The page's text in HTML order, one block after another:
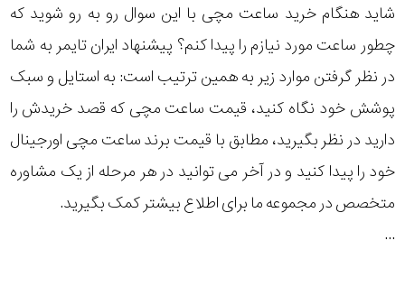
شاید هنگام خرید ساعت مچی با این سوال رو به رو شوید که
چطور ساعت مورد نیازم را پیدا کنم؟ پیشنهاد ایران تایمر به شما
در نظر گرفتن موارد زیر به همین ترتیب است: به استایل و سبک
پوشش خود نگاه کنید، قیمت ساعت مچی که قصد خریدش را
دارید در نظر بگیرید، مطابق با قیمت برند ساعت مچی اورجینال
خود را پیدا کنید و در آخر می توانید در هر مرحله از یک مشاوره
متخصص در مجموعه ما برای اطلاع بیشتر کمک بگیرید.
...
متی
مازراتی
نمایش
محدوده
عرض
طرح
بند